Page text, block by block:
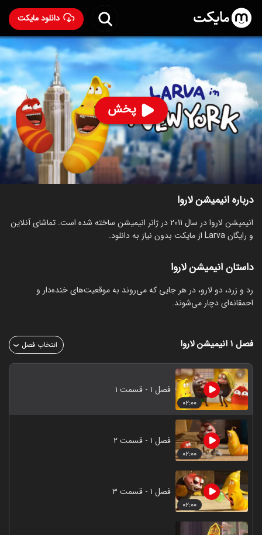
دانلود مایکت
پخش
انیمیشن لاروا- Larva 2011
۱,۲۵۱ 81% ۷.۲
ساخت کره جنوبی سال 2011
رده سنی ۷+
کره‌ای
سریال انیمیشن کمدی خانوادگی
قسمت‌ها انیمیشن‌های مشابه
درباره انیمیشن لاروا
انیمیشن لاروا در سال 2011 در ژانر انیمیشن ساخته شده است. تماشای آنلاین
و رایگان Larva از مایکت بدون نیاز به دانلود.
داستان انیمیشن لاروا
رد و زرد، دو لارو، در هر جایی که می‌روند به موقعیت‌های خنده‌دار و
احمقانه‌ای دچار می‌شوند.
فصل ۱ انیمیشن لاروا انتخاب فصل
۰۲:۰۰
فصل ۱ - قسمت ۱
۰۲:۰۰
فصل ۱ - قسمت ۲
۰۲:۰۰
فصل ۱ - قسمت ۳